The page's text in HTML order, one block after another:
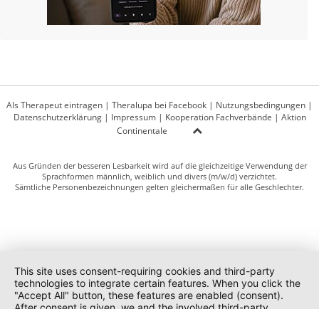
Als Therapeut eintragen | Theralupa bei Facebook | Nutzungsbedingungen |
Datenschutzerklärung| Impressum| Kooperation Fachverbände | Aktion
Continentale
Aus Gründen der besseren Lesbarkeit wird auf die gleichzeitige Verwendung der
Sprachformen männlich, weiblich und divers (m/w/d) verzichtet.
Sämtliche Personenbezeichnungen gelten gleichermaßen für alle Geschlechter.
This site uses consent-requiring cookies and third-party
technologies to integrate certain features. When you click the
"Accept All" button, these features are enabled (consent).